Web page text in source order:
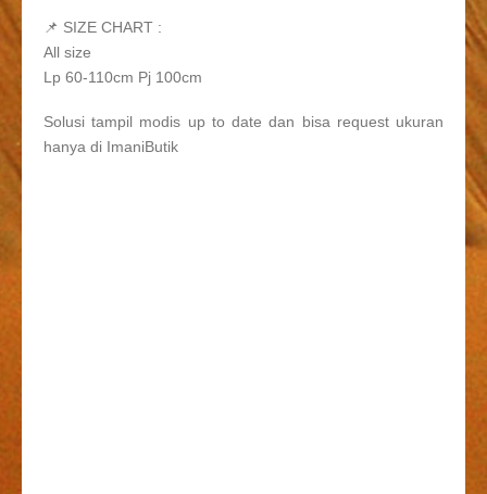
📌 SIZE CHART :
All size
Lp 60-110cm Pj 100cm
Solusi tampil modis up to date dan bisa request ukuran
hanya di ImaniButik